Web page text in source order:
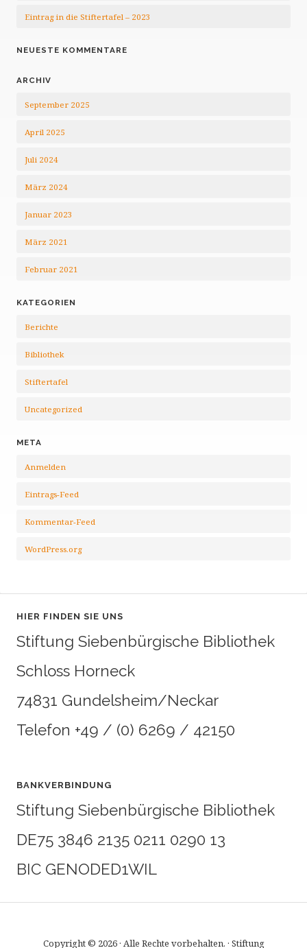
Eintrag in die Stiftertafel – 2023
NEUESTE KOMMENTARE
ARCHIV
September 2025
April 2025
Juli 2024
März 2024
Januar 2023
März 2021
Februar 2021
KATEGORIEN
Berichte
Bibliothek
Stiftertafel
Uncategorized
META
Anmelden
Eintrags-Feed
Kommentar-Feed
WordPress.org
HIER FINDEN SIE UNS
Stiftung Siebenbürgische Bibliothek
Schloss Horneck
74831 Gundelsheim/Neckar
Telefon +49 / (0) 6269 / 42150
BANKVERBINDUNG
Stiftung Siebenbürgische Bibliothek
DE75 3846 2135 0211 0290 13
BIC GENODED1WIL
Copyright © 2026 · Alle Rechte vorbehalten. · Stiftung